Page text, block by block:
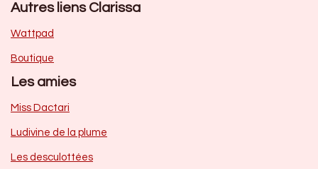
Autres liens Clarissa
Wattpad
Boutique
Les amies
Miss Dactari
Ludivine de la plume
Les desculottées